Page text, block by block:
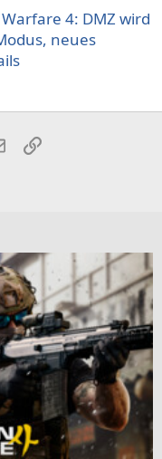
4: DMZ wird
neues
E-MailLink